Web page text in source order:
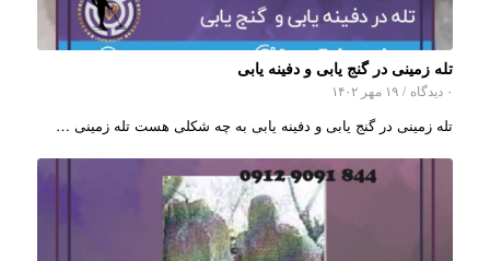
تله زمینی در گنج یابی و دفینه یابی
۰ دیدگاه / ۱۹ مهر ۱۴۰۲
تله زمینی در گنج یابی و دفینه یابی به چه شکلی هست تله زمینی …